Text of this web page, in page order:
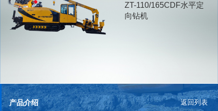
ZT-110/165CDF水平定
向钻机
产品介绍 返回列表